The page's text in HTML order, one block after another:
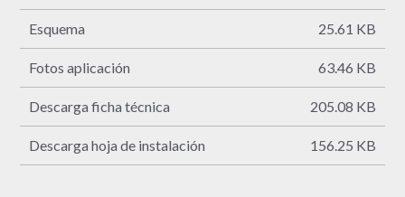
Esquema 25.61 KB
Fotos aplicación 63.46 KB
Descarga ficha técnica 205.08 KB
Descarga hoja de instalación 156.25 KB